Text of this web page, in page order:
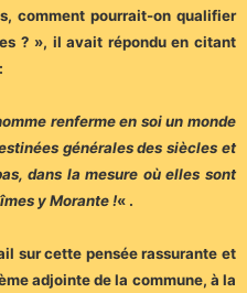
comment pourrait-on qualifier
? », il avait répondu en citant
renferme en soi un monde
générales des siècles et
dans la mesure où elles sont
y Morante !« .
sur cette pensée rassurante et
adjointe de la commune, à la